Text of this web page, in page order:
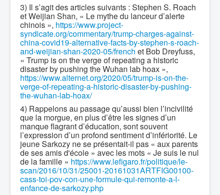
3) Il s’agit des articles suivants : Stephen S. Roach
et Weijian Shan, « Le mythe du lanceur d’alerte
chinois », https://www.project-
syndicate.org/commentary/trump-charges-against-
china-covid19-alternative-facts-by-stephen-s-roach-
and-weijian-shan-2020-05/french et Bob Dreyfuss,
« Trump is on the verge of repeating a historic
disaster by pushing the Wuhan lab hoax »,
https://www.alternet.org/2020/05/trump-is-on-the-
verge-of-repeating-a-historic-disaster-by-pushing-
the-wuhan-lab-hoax/
4) Rappelons au passage qu’aussi bien l’incivilité
que la morgue, en plus d’être les signes d’un
manque flagrant d’éducation, sont souvent
l’expression d’un profond sentiment d’infériorité. Le
jeune Sarkozy ne se présentait-il pas « aux parents
de ses amis d'école » avec les mots « Je suis le nul
de la famille » https://www.lefigaro.fr/politique/le-
scan/2016/10/31/25001-20161031ARTFIG00100-
cass-toi-pov-con-une-formule-qui-remonte-a-l-
enfance-de-sarkozy.php